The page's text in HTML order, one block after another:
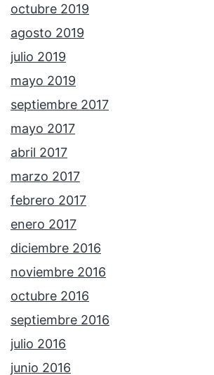
octubre 2019
agosto 2019
julio 2019
mayo 2019
septiembre 2017
mayo 2017
abril 2017
marzo 2017
febrero 2017
enero 2017
diciembre 2016
noviembre 2016
octubre 2016
septiembre 2016
julio 2016
junio 2016